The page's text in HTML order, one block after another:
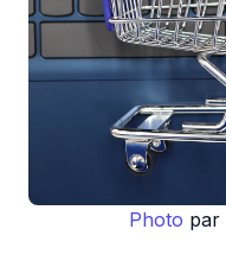
Photo par